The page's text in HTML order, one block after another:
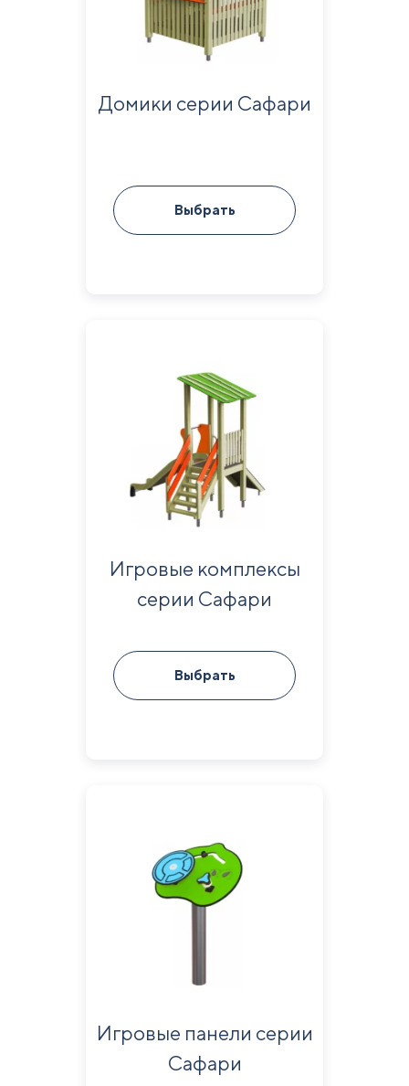
Домики серии Сафари
Выбрать
Игровые комплексы
серии Сафари
Выбрать
Игровые панели серии
Сафари